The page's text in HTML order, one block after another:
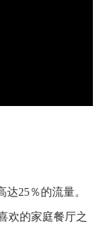
25％的流量。
欢的家庭餐厅之